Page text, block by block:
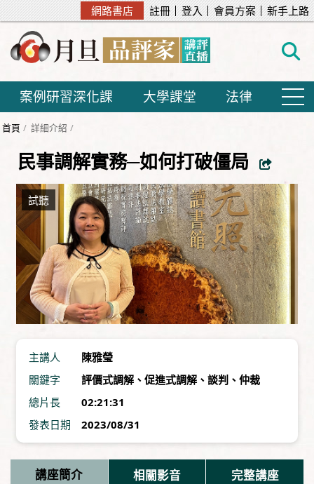
網路書店 註冊 登入 會員方案 新手上路
案例研習深化課 大學課堂 法律
首頁 詳細介紹
民事調解實務─如何打破僵局
主講人
陳雅瑩
關鍵字
評價式調解 、 促進式調解 、 談判 、 仲裁
總片長
02:21:31
發表日期
2023/08/31
講座簡介 相關影音 完整講座